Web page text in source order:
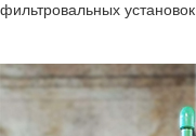
фильтровальных установок.